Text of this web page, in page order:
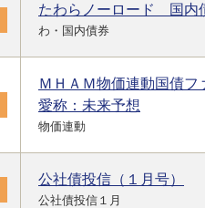
たわらノーロード 国内
わ・国内債券
ＭＨＡＭ物価連動国債フ
愛称：未来予想
物価連動
公社債投信（１月号）
公社債投信１月